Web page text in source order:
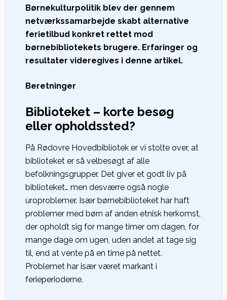
Børnekulturpolitik blev der gennem
netværkssamarbejde skabt alternative
ferietilbud konkret rettet mod
børnebibliotekets brugere. Erfaringer og
resultater videregives i denne artikel.
Beretninger
Biblioteket – korte besøg
eller opholdssted?
På Rødovre Hovedbibliotek er vi stolte over, at
biblioteket er så velbesøgt af alle
befolkningsgrupper. Det giver et godt liv på
biblioteket… men desværre også nogle
uroproblemer. Især børnebiblioteket har haft
problemer med børn af anden etnisk herkomst,
der opholdt sig for mange timer om dagen, for
mange dage om ugen, uden andet at tage sig
til, end at vente på en time på nettet.
Problemet har især været markant i
ferieperioderne.